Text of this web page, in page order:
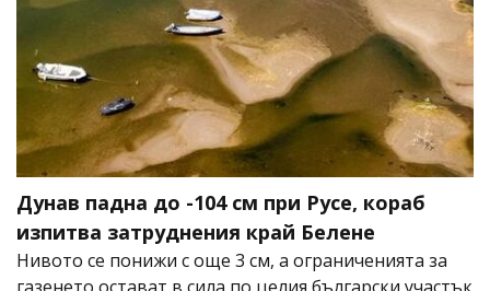
Дунав падна до -104 см при Русе, кораб
изпитва затруднения край Белене
Нивото се понижи с още 3 см, а ограниченията за